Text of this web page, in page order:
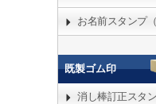
お名前スタンプ
既製ゴム印
消し棒訂正スタ